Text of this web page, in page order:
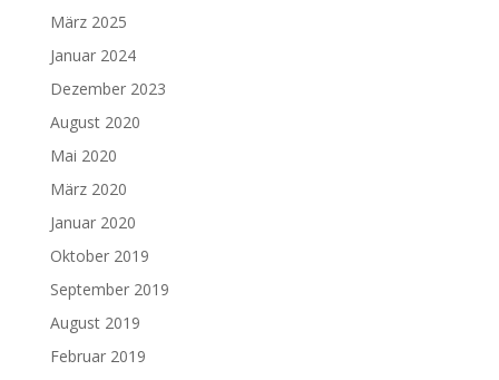
März 2025
Januar 2024
Dezember 2023
August 2020
Mai 2020
März 2020
Januar 2020
Oktober 2019
September 2019
August 2019
Februar 2019